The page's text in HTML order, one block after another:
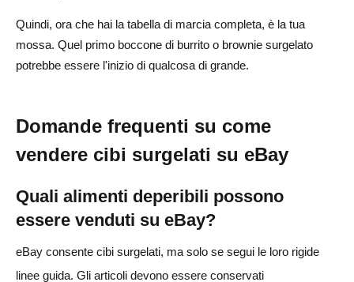
Quindi, ora che hai la tabella di marcia completa, è la tua
mossa. Quel primo boccone di burrito o brownie surgelato
potrebbe essere l'inizio di qualcosa di grande.
Domande frequenti su come
vendere cibi surgelati su eBay
Quali alimenti deperibili possono
essere venduti su eBay?
eBay consente cibi surgelati, ma solo se segui le loro rigide
linee guida. Gli articoli devono essere conservati